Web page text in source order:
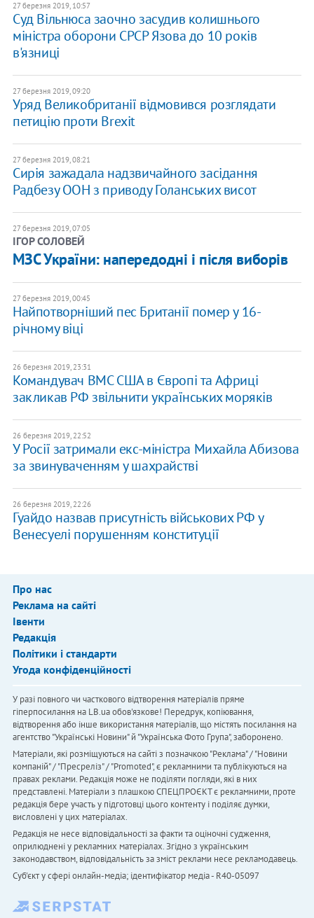
27 березня 2019, 10:57
Суд Вільнюса заочно засудив колишнього
міністра оборони СРСР Язова до 10 років
в'язниці
27 березня 2019, 09:20
Уряд Великобританії відмовився розглядати
петицію проти Brexit
27 березня 2019, 08:21
Сирія зажадала надзвичайного засідання
Радбезу ООН з приводу Голанських висот
27 березня 2019, 07:05
ІГОР СОЛОВЕЙ
МЗС України: напередодні і після виборів
27 березня 2019, 00:45
Найпотворніший пес Британії помер у 16-
річному віці
26 березня 2019, 23:31
Командувач ВМС США в Європі та Африці
закликав РФ звільнити українських моряків
26 березня 2019, 22:52
У Росії затримали екс-міністра Михайла Абизова
за звинуваченням у шахрайстві
26 березня 2019, 22:26
Гуайдо назвав присутність військових РФ у
Венесуелі порушенням конституції
Про нас
Реклама на сайті
Івенти
Редакція
Політики і стандарти
Угода конфіденційності
У разі повного чи часткового відтворення матеріалів пряме
гіперпосилання на LB.ua обов'язкове! Передрук, копіювання,
відтворення або інше використання матеріалів, що містять посилання на
агентство "Українськi Новини" й "Українська Фото Група", заборонено.
Матеріали, які розміщуються на сайті з позначкою "Реклама" / "Новини
компаній" / "Пресреліз" / "Promoted", є рекламними та публікуються на
правах реклами. Редакція може не поділяти погляди, які в них
представлені. Матеріали з плашкою СПЕЦПРОЄКТ є рекламними, проте
редакція бере участь у підготовці цього контенту і поділяє думки,
висловлені у цих матеріалах.
Редакція не несе відповідальності за факти та оціночні судження,
оприлюднені у рекламних матеріалах. Згідно з українським
законодавством, відповідальність за зміст реклами несе рекламодавець.
Cуб'єкт у сфері онлайн-медіа; ідентифікатор медіа - R40-05097